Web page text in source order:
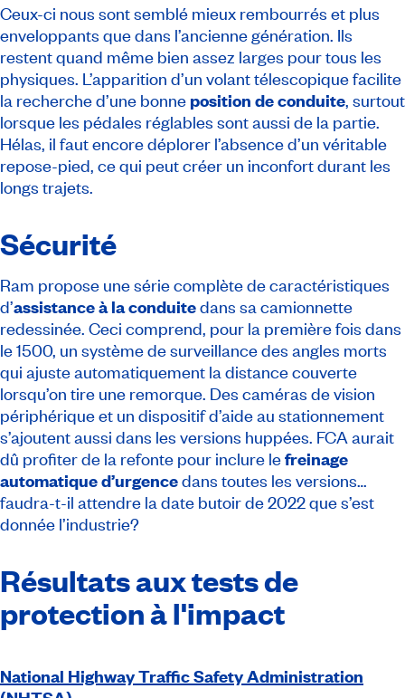
Ceux-ci nous sont semblé mieux rembourrés et plus
enveloppants que dans l’ancienne génération. Ils
restent quand même bien assez larges pour tous les
physiques. L’apparition d’un volant télescopique facilite
la recherche d’une bonne position de conduite, surtout
lorsque les pédales réglables sont aussi de la partie.
Hélas, il faut encore déplorer l’absence d’un véritable
repose-pied, ce qui peut créer un inconfort durant les
longs trajets.
Sécurité
Ram propose une série complète de caractéristiques
d’assistance à la conduitedans sa camionnette
redessinée. Ceci comprend, pour la première fois dans
le 1500, un système de surveillance des angles morts
qui ajuste automatiquement la distance couverte
lorsqu’on tire une remorque. Des caméras de vision
périphérique et un dispositif d’aide au stationnement
s’ajoutent aussi dans les versions huppées. FCA aurait
dû profiter de la refonte pour inclure lefreinage
automatique d’urgencedans toutes les versions…
faudra-t-il attendre la date butoir de 2022 que s’est
donnée l’industrie?
Résultats aux tests de
protection à l'impact
National Highway Traffic Safety Administration